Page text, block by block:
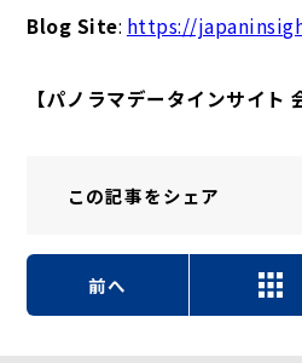
Blog Site: https://
【パノラマデータインサイト
この記事をシェア
前へ